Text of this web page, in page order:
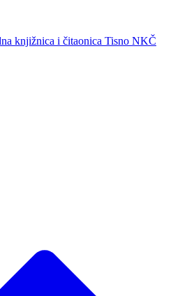
knjižnica i čitaonica Tisno NKČ